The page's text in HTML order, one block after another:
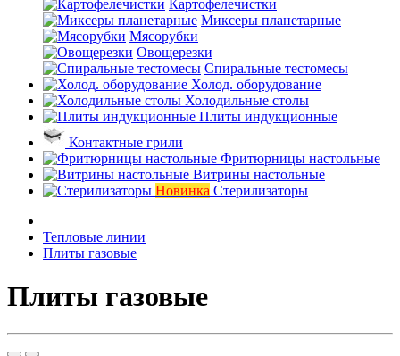
Картофелечистки
Миксеры планетарные
Мясорубки
Овощерезки
Спиральные тестомесы
Холод. оборудование
Холодильные столы
Плиты индукционные
Контактные грили
Фритюрницы настольные
Витрины настольные
Новинка Стерилизаторы
Тепловые линии
Плиты газовые
Плиты газовые